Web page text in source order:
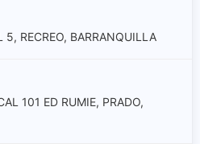
RECREO, BARRANQUILLA
101 ED RUMIE, PRADO,